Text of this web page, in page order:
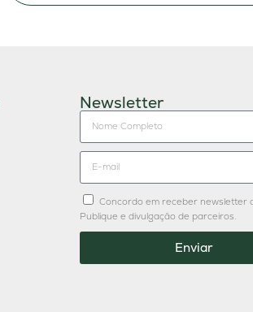
Newsletter
Concordo em receber newsletter
Publique e divulgação de parceiros.
Enviar